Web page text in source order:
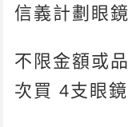
信義計劃眼
不限金額或
次買 4支眼